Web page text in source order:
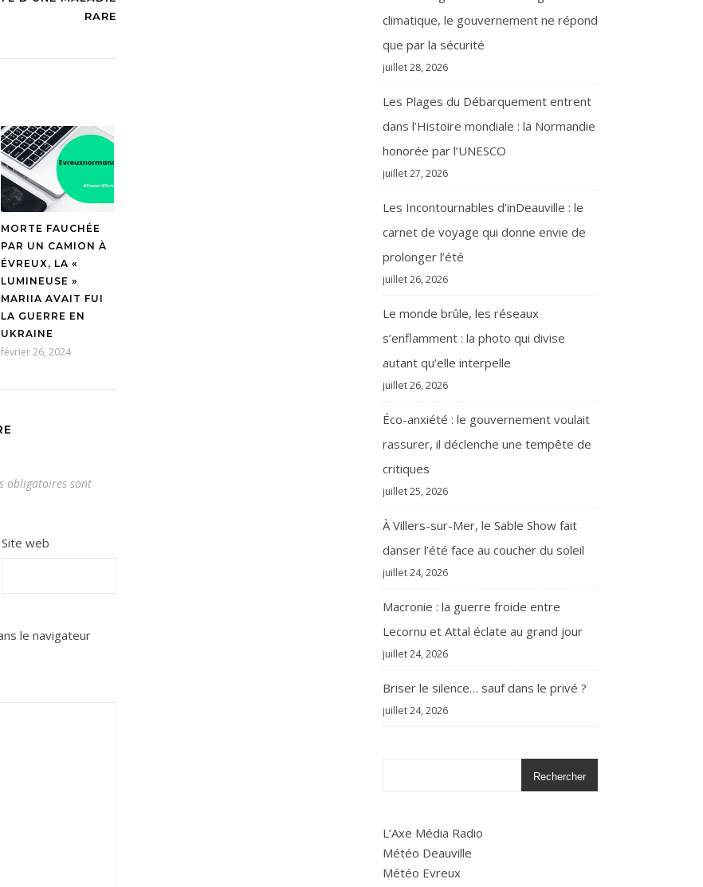
RARE
MORTE FAUCHÉE
PAR UN CAMION À
ÉVREUX, LA «
LUMINEUSE »
MARIIA AVAIT FUI
LA GUERRE EN
UKRAINE
février 26, 2024
obligatoires sont
Site web
le navigateur
climatique, le gouvernement ne répond
que par la sécurité
juillet 28, 2026
Les Plages du Débarquement entrent
dans l’Histoire mondiale : la Normandie
honorée par l’UNESCO
juillet 27, 2026
Les Incontournables d’inDeauville : le
carnet de voyage qui donne envie de
prolonger l’été
juillet 26, 2026
Le monde brûle, les réseaux
s’enflamment : la photo qui divise
autant qu’elle interpelle
juillet 26, 2026
Éco-anxiété : le gouvernement voulait
rassurer, il déclenche une tempête de
critiques
juillet 25, 2026
À Villers-sur-Mer, le Sable Show fait
danser l’été face au coucher du soleil
juillet 24, 2026
Macronie : la guerre froide entre
Lecornu et Attal éclate au grand jour
juillet 24, 2026
Briser le silence… sauf dans le privé ?
juillet 24, 2026
Rechercher
L’Axe Média Radio
Météo Deauville
Météo Evreux